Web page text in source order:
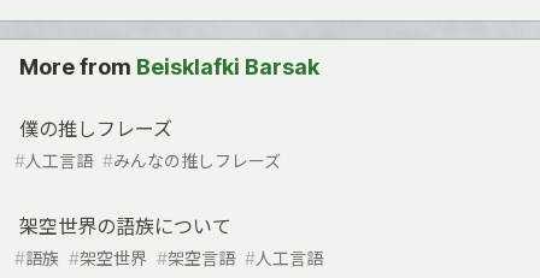
More from Beisklafki Barsak
僕の推しフレーズ
#人工言語 #みんなの推しフレーズ
架空世界の語族について
#語族 #架空世界 #架空言語 #人工言語